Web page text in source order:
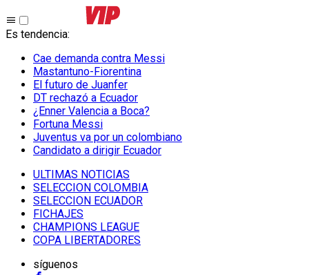
Es tendencia:
Cae demanda contra Messi
Mastantuno-Fiorentina
El futuro de Juanfer
DT rechazó a Ecuador
¿Enner Valencia a Boca?
Fortuna Messi
Juventus va por un colombiano
Candidato a dirigir Ecuador
ULTIMAS NOTICIAS
SELECCION COLOMBIA
SELECCION ECUADOR
FICHAJES
CHAMPIONS LEAGUE
COPA LIBERTADORES
síguenos